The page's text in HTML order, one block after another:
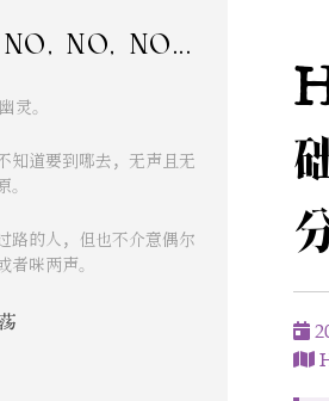
NO, NO...
灵。
知道要到哪去，无声且无
路的人，但也不介意偶尔
者咪两声。